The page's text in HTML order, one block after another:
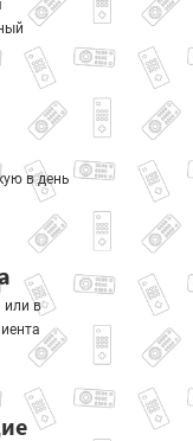
в день
или в